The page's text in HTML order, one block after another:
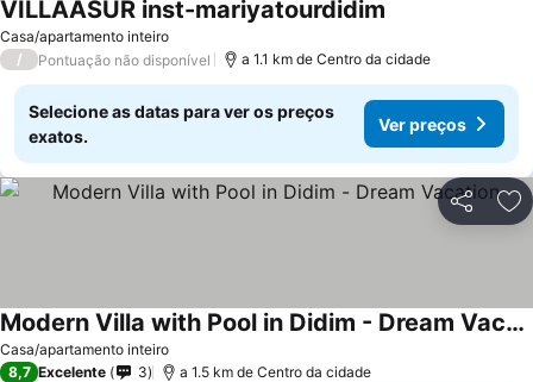
Casa/apartamento inteiro
VİLLAASUR inst-mariyatourdidim
/ Pontuação não disponível a 1.1 km de Centro da cidade
Selecione as datas para ver os preços
exatos.
Ver preços
Partilhar
Casa/apartamento inteiro
Modern Villa with Pool in Didim - Dream Vacation
Ver preços
8,7 Excelente 3 a 1.5 km de Centro da cidade